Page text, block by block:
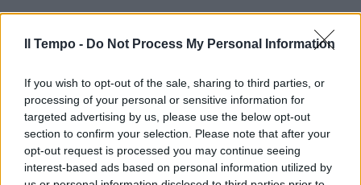
Il Tempo - Do Not Process My Personal Information
If you wish to opt-out of the sale, sharing to third parties, or
processing of your personal or sensitive information for
targeted advertising by us, please use the below opt-out
section to confirm your selection. Please note that after your
opt-out request is processed you may continue seeing
interest-based ads based on personal information utilized by